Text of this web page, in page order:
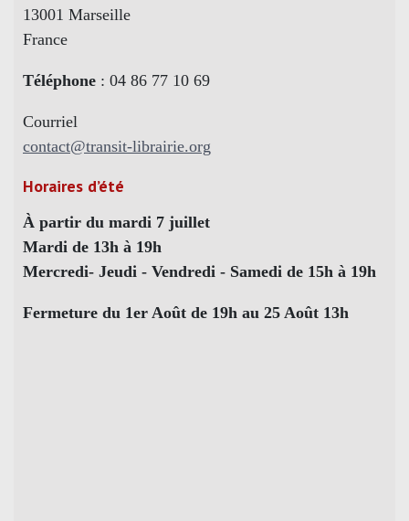
13001 Marseille
France
Téléphone : 04 86 77 10 69
Courriel
contact@transit-librairie.org
Horaires d’été
À partir du mardi 7 juillet
Mardi de 13h à 19h
Mercredi- Jeudi - Vendredi - Samedi de 15h à 19h
Fermeture du 1er Août de 19h au 25 Août 13h